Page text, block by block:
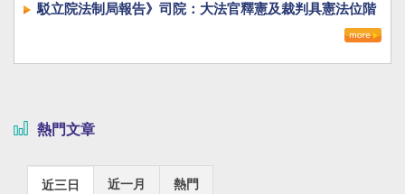
駁立院法制局報告》司院：大法官釋憲及裁判具憲法位階
熱門文章
近三日 近一月 熱門